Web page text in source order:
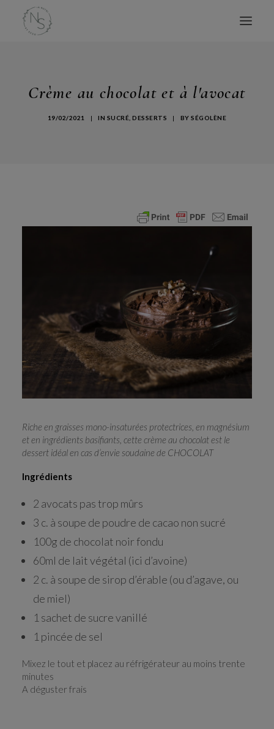
MES LIVRES
CONSULTATIONS
Crème au chocolat et à l'avocat
19/02/2021 | IN SUCRÉ ,DESSERTS | BYSÉGOLÈNE
Riche en graisses mono-insaturées protectrices, en magnésium
et en ingrédients basifiants, cette crème au chocolat est le
dessert idéal en cas d’envie soudaine de CHOCOLAT
Ingrédients
2 avocats pas trop mûrs
3 c. à soupe de poudre de cacao non sucré
100g de chocolat noir fondu
60ml de lait végétal (ici d’avoine)
2 c. à soupe de sirop d’érable (ou d’agave, ou
de miel)
1 sachet de sucre vanillé
1 pincée de sel
Mixez le tout et placez au réfrigérateur au moins trente
minutes
A déguster frais